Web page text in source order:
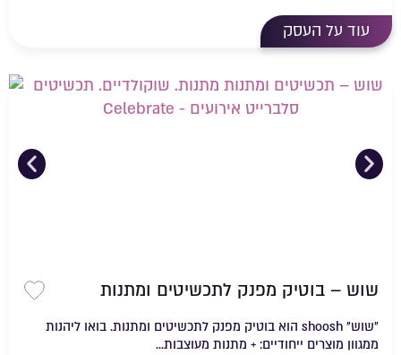
עוד על העסק
שוש – בוטיק מפנק לתכשיטים ומתנות
״שוש״ shoosh הוא בוטיק מפנק לתכשיטים ומתנות. בואו ליהנות
ממגוון מוצרים ייחודיים: + מתנות מעוצבות...